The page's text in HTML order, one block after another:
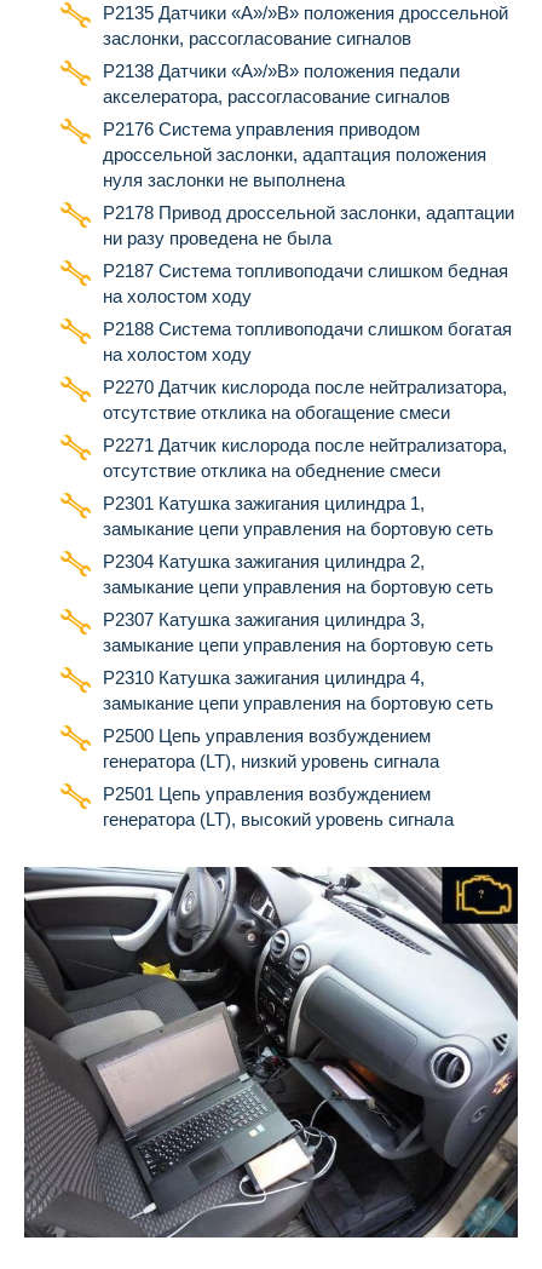
Р2135 Датчики «А»/»B» положения дроссельной
заслонки, рассогласование сигналов
Р2138 Датчики «А»/»B» положения педали
акселератора, рассогласование сигналов
P2176 Система управления приводом
дроссельной заслонки, адаптация положения
нуля заслонки не выполнена
Р2178 Привод дроссельной заслонки, адаптации
ни разу проведена не была
P2187 Система топливоподачи слишком бедная
на холостом ходу
P2188 Система топливоподачи слишком богатая
на холостом ходу
P2270 Датчик кислорода после нейтрализатора,
отсутствие отклика на обогащение смеси
P2271 Датчик кислорода после нейтрализатора,
отсутствие отклика на обеднение смеси
Р2301 Катушка зажигания цилиндра 1,
замыкание цепи управления на бортовую сеть
Р2304 Катушка зажигания цилиндра 2,
замыкание цепи управления на бортовую сеть
Р2307 Катушка зажигания цилиндра 3,
замыкание цепи управления на бортовую сеть
Р2310 Катушка зажигания цилиндра 4,
замыкание цепи управления на бортовую сеть
P2500 Цепь управления возбуждением
генератора (LT), низкий уровень сигнала
P2501 Цепь управления возбуждением
генератора (LT), высокий уровень сигнала